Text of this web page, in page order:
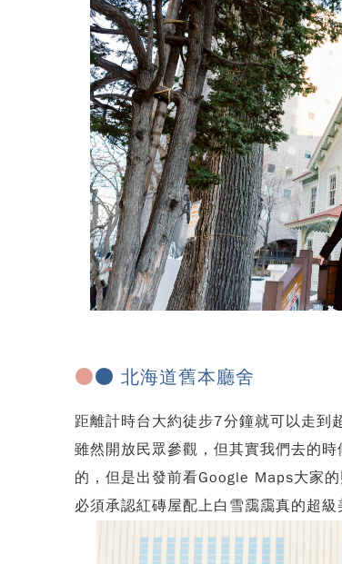
●● 北海道舊本廳舍
距離計時台大約徒步7分鐘就可以走到
雖然開放民眾參觀，但其實我們去的
的，但是出發前看Google Maps大家
必須承認紅磚屋配上白雪靄靄真的超